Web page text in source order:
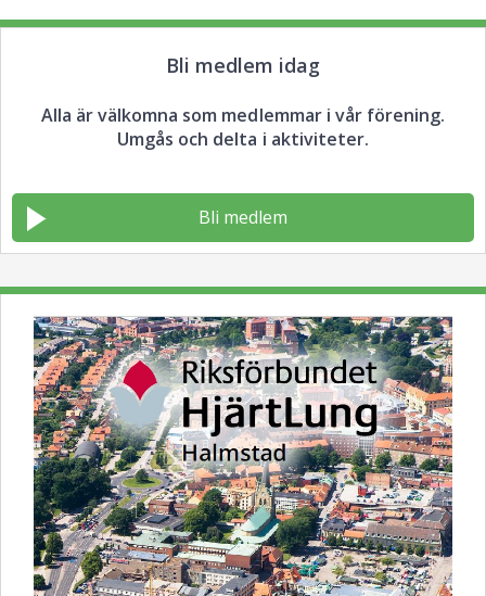
Bli medlem idag
Alla är välkomna som medlemmar i vår förening.
Umgås och delta i aktiviteter.
Bli medlem